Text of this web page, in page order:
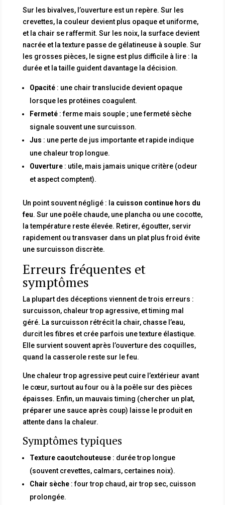
Sur les bivalves, l’ouverture est un repère. Sur les
crevettes, la couleur devient plus opaque et uniforme,
et la chair se raffermit. Sur les noix, la surface devient
nacrée et la texture passe de gélatineuse à souple. Sur
les grosses pièces, le signe est plus difficile à lire : la
durée et la taille guident davantage la décision.
Opacité: une chair translucide devient opaque
lorsque les protéines coagulent.
Fermeté: ferme mais souple ; une fermeté sèche
signale souvent une surcuisson.
Jus : une perte de jus importante et rapide indique
une chaleur trop longue.
Ouverture: utile, mais jamais unique critère (odeur
et aspect comptent).
Un point souvent négligé : la cuisson continue hors du
feu. Sur une poêle chaude, une plancha ou une cocotte,
la température reste élevée. Retirer, égoutter, servir
rapidement ou transvaser dans un plat plus froid évite
une surcuisson discrète.
Erreurs fréquentes et
symptômes
La plupart des déceptions viennent de trois erreurs :
surcuisson, chaleur trop agressive, et timing mal
géré. La surcuisson rétrécit la chair, chasse l’eau,
durcit les fibres et crée parfois une texture élastique.
Elle survient souvent après l’ouverture des coquilles,
quand la casserole reste sur le feu.
Une chaleur trop agressive peut cuire l’extérieur avant
le cœur, surtout au four ou à la poêle sur des pièces
épaisses. Enfin, un mauvais timing (chercher un plat,
préparer une sauce après coup) laisse le produit en
attente dans la chaleur.
Symptômes typiques
Texture caoutchouteuse: durée trop longue
(souvent crevettes, calmars, certaines noix).
Chair sèche: four trop chaud, air trop sec, cuisson
prolongée.